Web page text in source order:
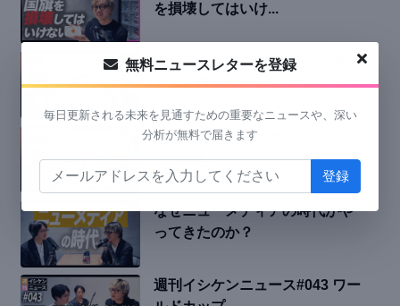
を損壊してはいけ...
週刊イシケンニュース#045 米・
イラン停戦...
週間イシケンニュース #044 ドル
円相場1...
なぜニューメディアの時代がや
ってきたのか？
週刊イシケンニュース#043 ワー
無料ニュースレターを登録
毎日更新される未来を見通すための重要なニュースや、深い
分析が無料で届きます